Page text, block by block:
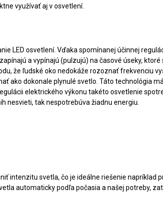
využívať aj v osvetlení.
LED osvetlení. Vďaka spomínanej účinnej
a vypínajú (pulzujú) na časové úseky, ktoré
že ľudské oko nedokáže rozoznať frekvenciu
ako dokonale plynulé svetlo. Táto technológia
elektrického výkonu takéto osvetlenie
nesvieti, tak nespotrebúva žiadnu energiu.
intenzitu svetla, čo je ideálne riešenie napríklad
automaticky podľa počasia a našej potreby,